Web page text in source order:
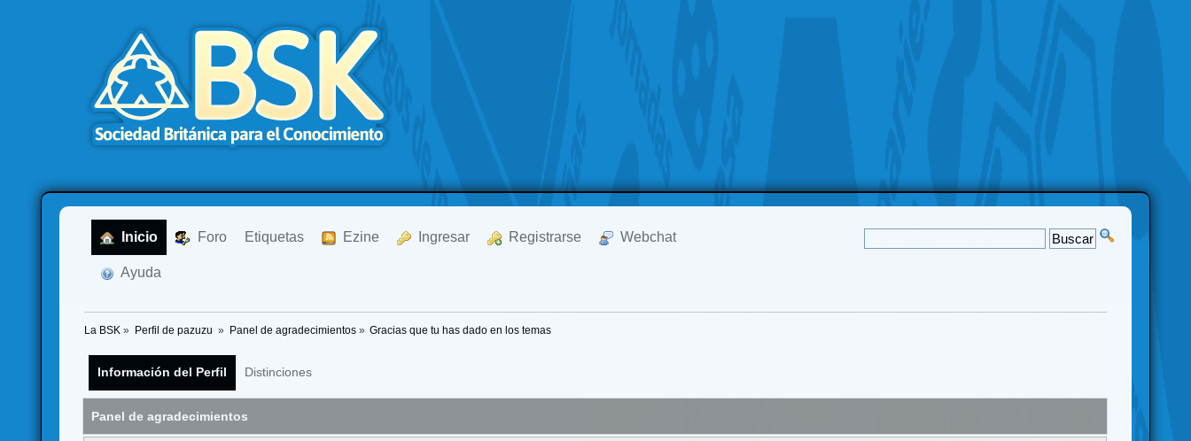
Inicio Foro Etiquetas Ezine Ingresar Registrarse Webchat
Ayuda
La BSK » Perfil de pazuzu » Panel de agradecimientos» Gracias que tu has dado en los temas
Información del Perfil Distinciones
Panel de agradecimientos